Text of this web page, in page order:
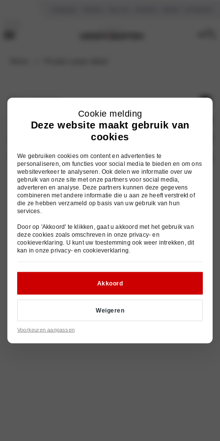
Cookie melding
Deze website maakt gebruik van
cookies
We gebruiken cookies om content en advertenties te
personaliseren, om functies voor social media te bieden en om ons
websiteverkeer te analyseren. Ook delen we informatie over uw
gebruik van onze site met onze partners voor social media,
adverteren en analyse. Deze partners kunnen deze gegevens
combineren met andere informatie die u aan ze heeft verstrekt of
die ze hebben verzameld op basis van uw gebruik van hun
services.
Door op 'Akkoord' te klikken, gaat u akkoord met het gebruik van
deze cookies zoals omschreven in onze privacy- en
cookieverklaring . U kunt uw toestemming ook weer intrekken, dit
kan in onzeprivacy- en cookieverklaring
Akkoord
Weigeren
Voorkeuren aanpassen
Onze merken
Nissan
Omoda
Jaecoo
Auto zoeken
Occasions
Elektrische auto's
Hybride auto's
Alle modellen
Onderhoud
Werkplaatsafspraak
Inruilwaarde berekenen
Autoschade
Pechhulp
Ursem Barten
Vestigingen
Over ons
Vacatures
Nieuws
Contact
© 2026
Privacy- en cookieverklaring
Algemene voorwaarden